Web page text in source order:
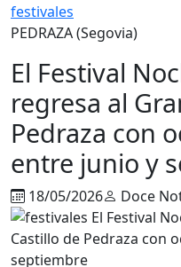
festivales
PEDRAZA (Segovia)
El Festival
regresa al
Pedraza con
entre junio y
18/05/2026 Doce